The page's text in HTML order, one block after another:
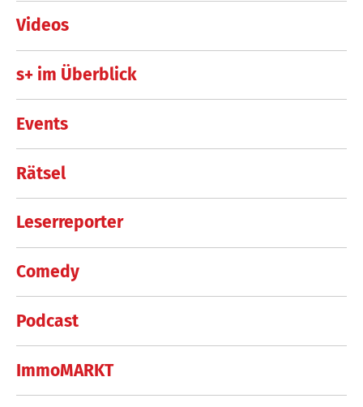
Videos
s+ im Überblick
Events
Rätsel
Leserreporter
Comedy
Podcast
ImmoMARKT